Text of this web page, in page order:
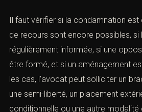
Un mandat d’arrêt peut aussi
condamnation. La personne peut ne
présentée à l’audience, ne pas avoir
ne pas avoir respecté une mesure
être considérée comme en fuite.
stratégie porte moins sur l’existence
sur l’exécution de la peine.